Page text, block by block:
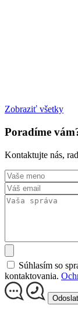
Zobraziť všetky
Poradíme
Kontaktujte nás,
Súhlasím so
kontaktovania.